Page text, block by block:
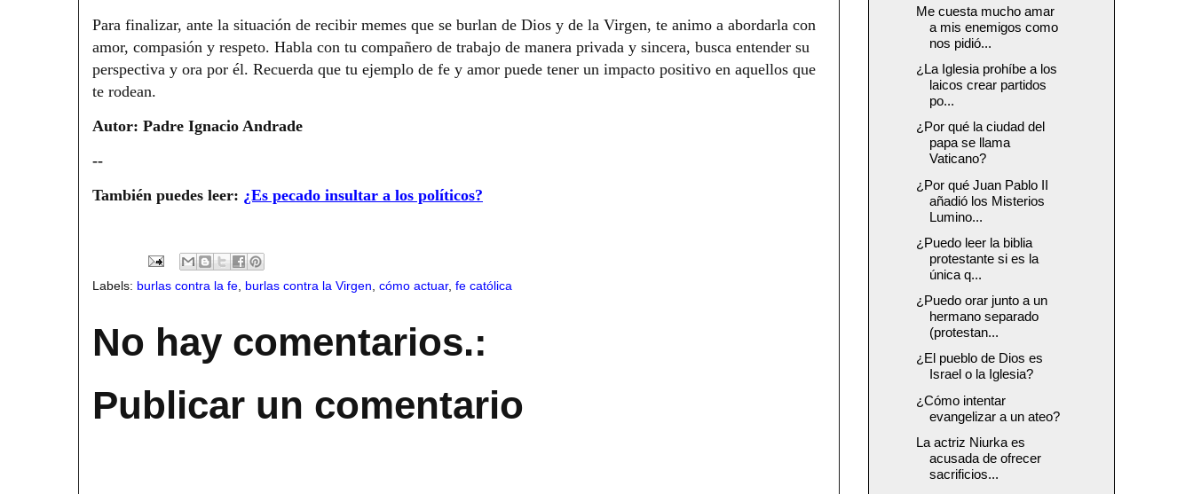
Para finalizar, ante la situación de recibir memes que se burlan de Dios y de la Virgen, te animo a abordarla con
amor, compasión y respeto. Habla con tu compañero de trabajo de manera privada y sincera, busca entender su
perspectiva y ora por él. Recuerda que tu ejemplo de fe y amor puede tener un impacto positivo en aquellos que
te rodean.
Autor: Padre Ignacio Andrade
--
También puedes leer: ¿Es pecado insultar a los políticos?
Labels: burlas contra la fe burlas contra la Virgen cómo actuar, fe católica
No hay comentarios.:
Publicar un comentario
Me cuesta mucho amar
a mis enemigos como
nos pidió...
¿La Iglesia prohíbe a los
laicos crear partidos
po...
¿Por qué la ciudad del
papa se llama
Vaticano?
¿Por qué Juan Pablo II
añadió los Misterios
Lumino...
¿Puedo leer la biblia
protestante si es la
única q...
¿Puedo orar junto a un
hermano separado
(protestan...
¿El pueblo de Dios es
Israel o la Iglesia?
¿Cómo intentar
evangelizar a un ateo?
La actriz Niurka es
acusada de ofrecer
sacrificios...